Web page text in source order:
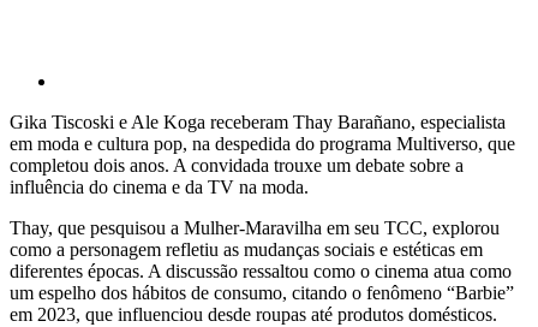
Gika Tiscoski e Ale Koga receberam Thay Barañano, especialista
em moda e cultura pop, na despedida do programa Multiverso, que
completou dois anos. A convidada trouxe um debate sobre a
influência do cinema e da TV na moda.
Thay, que pesquisou a Mulher-Maravilha em seu TCC, explorou
como a personagem refletiu as mudanças sociais e estéticas em
diferentes épocas. A discussão ressaltou como o cinema atua como
um espelho dos hábitos de consumo, citando o fenômeno “Barbie”
em 2023, que influenciou desde roupas até produtos domésticos.